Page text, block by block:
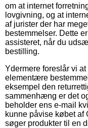
om at internet
lovgivning, og at
af jurister der har
bestemmelser. Dette
assisteret, når du
bestilling.
Ydermere foreslår vi
elementære
eksempel den
sammenhæng er det
beholder ens e-mail
kunne påvise købet af
søger produkter til en